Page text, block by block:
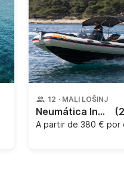
12 · MALI LOŠINJ
Neumática Inmark Aqu max B 23 f 200CV
A partir de 380 € por